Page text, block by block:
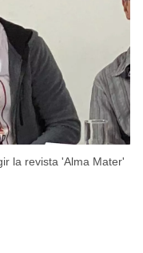
la revista 'Alma Mater'